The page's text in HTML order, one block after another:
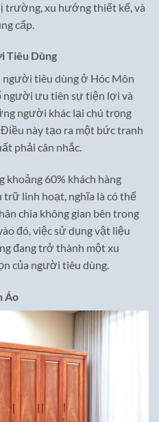
trường, xu hướng thiết kế, và
cấp.
Tiêu Dùng
tiêu dùng ở Hóc Môn
người ưu tiên sự tiện lợi và
người khác lại chú trọng
này tạo ra một bức tranh
phải cân nhắc.
khoảng 60% khách hàng
trữ linh hoạt, nghĩa là có thể
chia không gian bên trong
đó, việc sử dụng vật liệu
đang trở thành một xu
của người tiêu dùng.
Áo